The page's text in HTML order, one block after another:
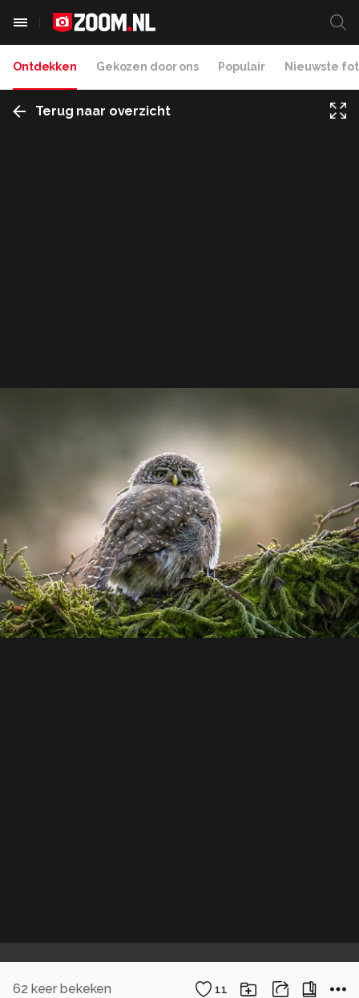
Ontdekken Gekozen door ons Populair Nieuwste
Terug naar overzicht
62 keer bekeken 11